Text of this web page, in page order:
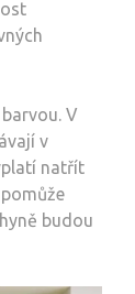
V
v
natřít
budou